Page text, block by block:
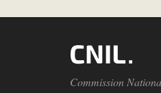
Commission